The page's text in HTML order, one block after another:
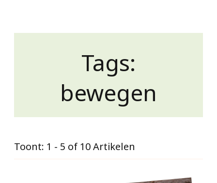
Tags:
bewegen
Toont: 1 - 5 of 10 Artikelen